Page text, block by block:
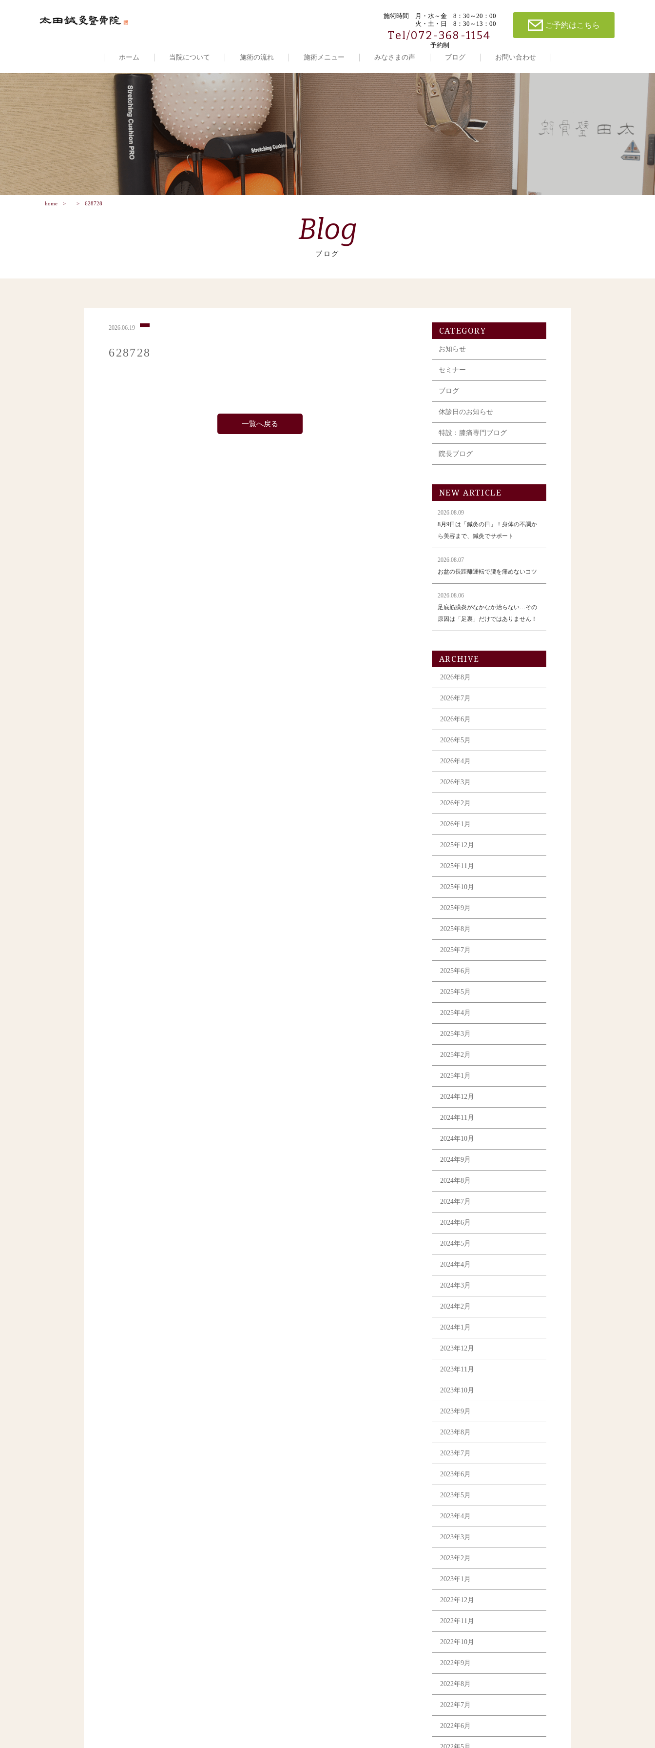
施術時間
月・水～金 8：30～20：00
火・土・日 8：30～13：00
Tel/072-368-1154
予約制
ご予約はこちら
ホーム 当院について 施術の流れ 施術メニュー みなさまの声 ブログ お問い合わせ
home 628728
Blog
ブログ
2026.06.19
628728
一覧へ戻る
CATEGORY
お知らせ
セミナー
ブログ
休診日のお知らせ
特設：膝痛専門ブログ
院長ブログ
NEW ARTICLE
2026.08.09
8月9日は「鍼灸の日」！身体の不調か
ら美容まで、鍼灸でサポート
2026.08.07
お盆の長距離運転で腰を痛めないコツ
2026.08.06
足底筋膜炎がなかなか治らない…その
原因は「足裏」だけではありません！
ARCHIVE
2026年8月
2026年7月
2026年6月
2026年5月
2026年4月
2026年3月
2026年2月
2026年1月
2025年12月
2025年11月
2025年10月
2025年9月
2025年8月
2025年7月
2025年6月
2025年5月
2025年4月
2025年3月
2025年2月
2025年1月
2024年12月
2024年11月
2024年10月
2024年9月
2024年8月
2024年7月
2024年6月
2024年5月
2024年4月
2024年3月
2024年2月
2024年1月
2023年12月
2023年11月
2023年10月
2023年9月
2023年8月
2023年7月
2023年6月
2023年5月
2023年4月
2023年3月
2023年2月
2023年1月
2022年12月
2022年11月
2022年10月
2022年9月
2022年8月
2022年7月
2022年6月